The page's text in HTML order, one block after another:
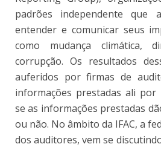
padrões independente que
entender e comunicar seus
como mudança climática,
corrupção. Os resultados
auferidos por firmas de
informações prestadas ali por
se as informações prestadas
ou não. No âmbito da IFAC, a
dos auditores, vem se